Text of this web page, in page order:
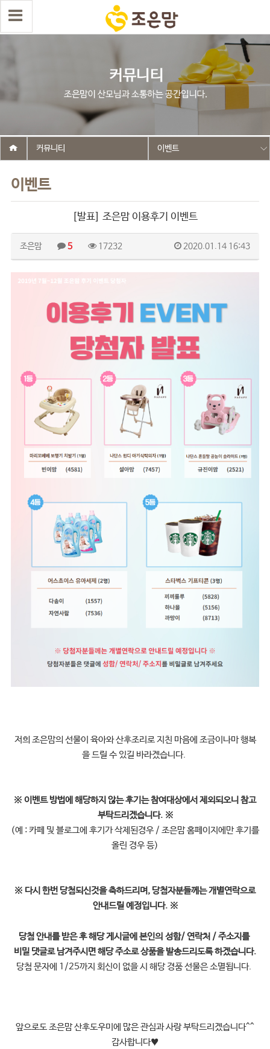
이벤트
커뮤니티 이벤트
[발표] 조은맘 이용후기 이벤트
조은맘 5 17232 2020.01.14 16:43
저희 조은맘의 선물이 육아와 산후조리로 지친 마음에 조금이나마 행복
을 드릴 수 있길 바라겠습니다.
※ 이벤트 방법에 해당하지 않는 후기는 참여대상에서 제외되오니 참고
부탁드리겠습니다. ※
(예 : 카페 및 블로그에 후기가 삭제된경우 / 조은맘 홈페이지에만 후기를
올린 경우 등)
※ 다시 한번 당첨되신것을 축하드리며, 당첨자분들께는 개별연락으로
안내드릴 예정입니다. ※
당첨 안내를 받은 후 해당 게시글에 본인의 성함/ 연락처 / 주소지를
비밀 댓글로 남겨주시면 해당 주소로 상품을 발송드리도록 하겠습니다.
당첨 문자에 1/25까지 회신이 없을 시 해당 경품 선물은 소멸됩니다.
앞으로도 조은맘 산후도우미에 많은 관심과 사랑 부탁드리겠습니다^^
감사합니다♥